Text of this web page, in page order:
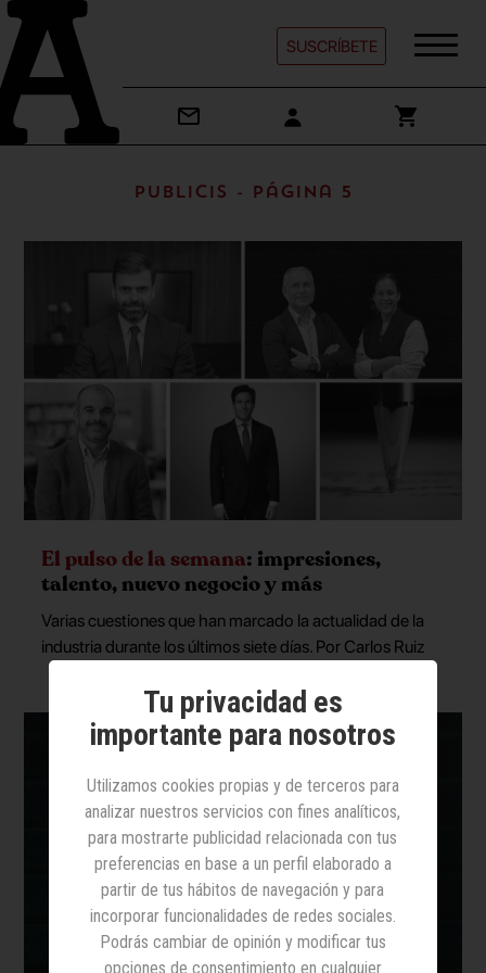
SUSCRÍBETE
Publicis - Página 5
El pulso de la semana: impresiones,
talento, nuevo negocio y más
Varias cuestiones que han marcado la actualidad de la
industria durante los últimos siete días. Por Carlos Ruiz
Tu privacidad es
importante para nosotros
Utilizamos cookies propias y de terceros para
analizar nuestros servicios con fines analíticos,
para mostrarte publicidad relacionada con tus
preferencias en base a un perfil elaborado a
partir de tus hábitos de navegación y para
incorporar funcionalidades de redes sociales.
Podrás cambiar de opinión y modificar tus
opciones de consentimiento en cualquier